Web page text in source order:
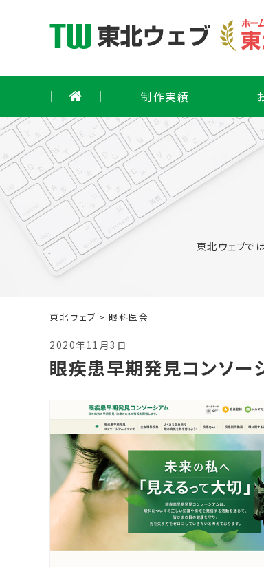
制作実績
東北ウェブで
東北ウェブ > 眼科医会
2020年11月3日
眼疾患早期発見コンソー